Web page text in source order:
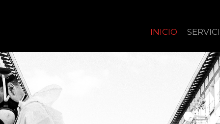
INICIO